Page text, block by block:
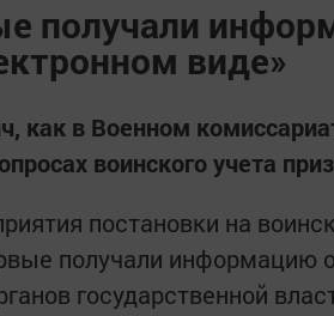
получали
виде»
как в Военном
воинского учета
постановки на
получали информацию
государственной